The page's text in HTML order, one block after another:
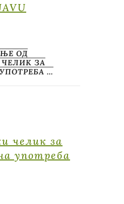
ОД
ЧЕЛИК ЗА
…